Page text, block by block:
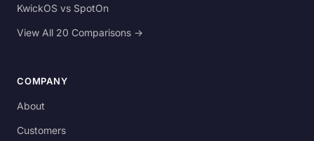
KwickOS vs SpotOn
View All 20 Comparisons →
COMPANY
About
Customers